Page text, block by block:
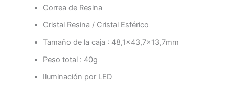
Correa de Resina
Cristal Resina / Cristal Esférico
Tamaño de la caja : 48,1×43,7×13,7mm
Peso total : 40g
Iluminación por LED